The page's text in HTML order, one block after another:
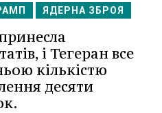
ЯДЕРНА ЗБРОЯ
і Тегеран все
кількістю
десяти